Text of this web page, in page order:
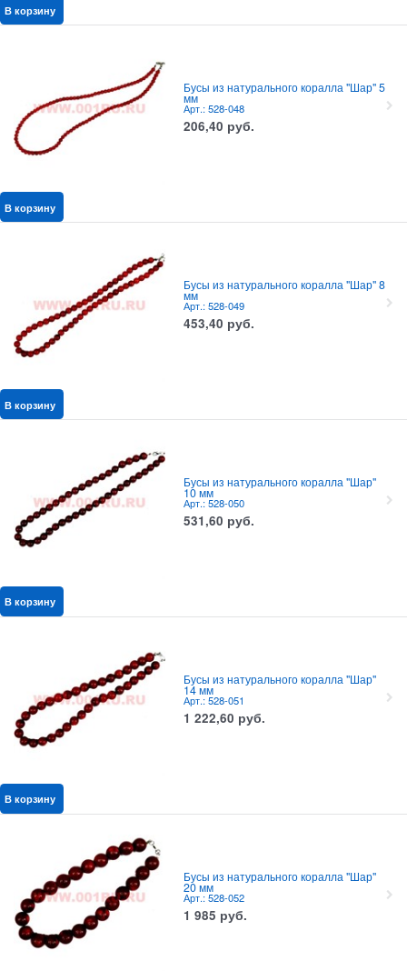
В корзину
Бусы из натурального коралла "Шар" 5
мм
Арт.: 528-048
206,40 руб.
В корзину
Бусы из натурального коралла "Шар" 8
мм
Арт.: 528-049
453,40 руб.
В корзину
Бусы из натурального коралла "Шар"
10 мм
Арт.: 528-050
531,60 руб.
В корзину
Бусы из натурального коралла "Шар"
14 мм
Арт.: 528-051
1 222,60 руб.
В корзину
Бусы из натурального коралла "Шар"
20 мм
Арт.: 528-052
1 985 руб.